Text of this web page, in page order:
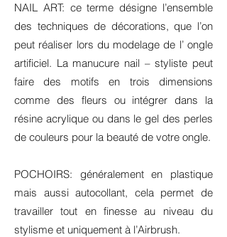
NAIL ART: ce terme désigne l’ensemble
des techniques de décorations, que l’on
peut réaliser lors du modelage de l’ ongle
artificiel. La manucure nail – styliste peut
faire des motifs en trois dimensions
comme des fleurs ou intégrer dans la
résine acrylique ou dans le gel des perles
de couleurs pour la beauté de votre ongle.
POCHOIRS: généralement en plastique
mais aussi autocollant, cela permet de
travailler tout en finesse au niveau du
stylisme et uniquement à l’Airbrush.